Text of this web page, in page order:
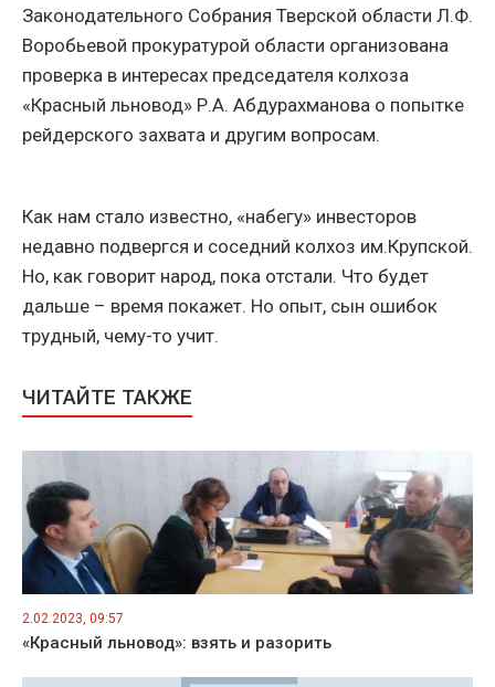
Законодательного Собрания Тверской области Л.Ф.
Воробьевой прокуратурой области организована
проверка в интересах председателя колхоза
«Красный льновод» Р.А. Абдурахманова о попытке
рейдерского захвата и другим вопросам.
Как нам стало известно, «набегу» инвесторов
недавно подвергся и соседний колхоз им.Крупской.
Но, как говорит народ, пока отстали. Что будет
дальше – время покажет. Но опыт, сын ошибок
трудный, чему-то учит.
ЧИТАЙТЕ ТАКЖЕ
2.02.2023, 09:57
«Красный льновод»: взять и разорить